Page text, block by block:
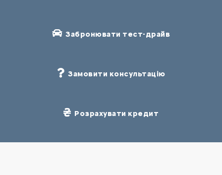
Забронювати тест-драйв
Замовити консультацію
Розрахувати кредит